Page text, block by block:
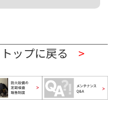
ップに戻る